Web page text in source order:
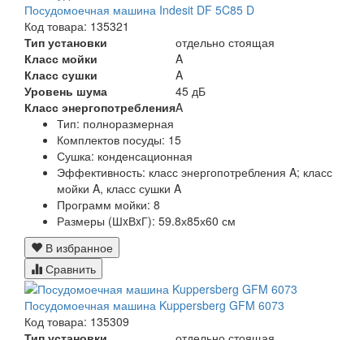
Посудомоечная машина Indesit DF 5C85 D
Код товара: 135321
Тип установки
отдельно стоящая
Класс мойки
A
Класс сушки
A
Уровень шума
45 дБ
Класс энергопотребленияA
Тип: полноразмерная
Комплектов посуды: 15
Сушка: конденсационная
Эффективность: класс энергопотребления A; класс
мойки A, класс сушки A
Программ мойки: 8
Размеры (ШxВxГ): 59.8х85х60 см
В избранное
Сравнить
Посудомоечная машина Kuppersberg GFM 6073
Код товара: 135309